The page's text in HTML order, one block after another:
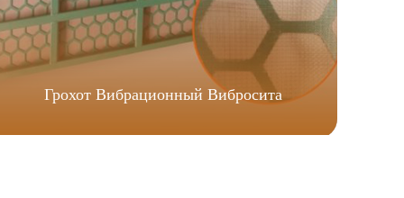
Грохот Вибрационный Вибросита